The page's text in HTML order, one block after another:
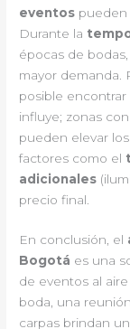
eventos pueden
Durante la
épocas de
mayor demanda.
posible encontrar
influye; zonas
pueden elevar
factores como el
adicionales
precio final.
En conclusión, el
Bogotá es una
de eventos al
boda, una
carpas brindan